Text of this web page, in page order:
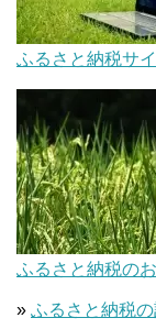
ふるさと納税サ
ふるさと納税の
» ふるさと納税